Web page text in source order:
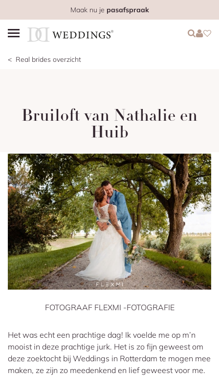
Maak nu je pasafspraak
Login
Login
Real brides overzicht
Bruiloft van Nathalie en
Huib
FOTOGRAAF FLEXMI -FOTOGRAFIE
Het was echt een prachtige dag! Ik voelde me op m’n
mooist in deze prachtige jurk. Het is zo fijn geweest om
deze zoektocht bij Weddings in Rotterdam te mogen mee
maken, ze zijn zo meedenkend en lief geweest voor me.